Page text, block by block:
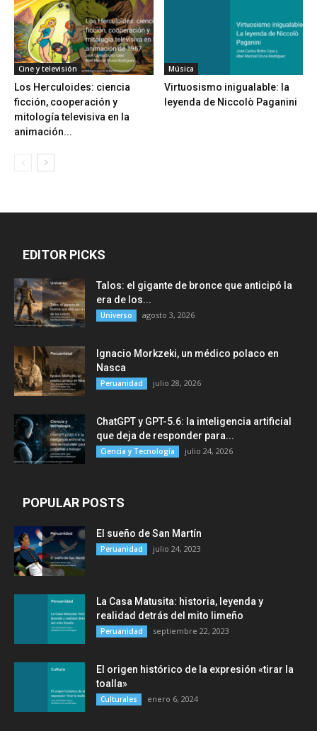
Cine y televisión
Los Herculoides: ciencia
ficción, cooperación y
mitología televisiva en la
animación...
Música
Virtuosismo inigualable: la
leyenda de Niccolò Paganini
EDITOR PICKS
Talos: el gigante de bronce que anticipó la
era de los...
Universo agosto 3, 2026
Ignacio Morkzeki, un médico polaco en
Nasca
Peruanidad julio 28, 2026
ChatGPT y GPT-5.6: la inteligencia artificial
que deja de responder para...
Ciencia y Tecnología julio 24, 2026
POPULAR POSTS
El sueño de San Martín
Peruanidad julio 24, 2023
La Casa Matusita: historia, leyenda y
realidad detrás del mito limeño
Peruanidad septiembre 22, 2023
El origen histórico de la expresión «tirar la
toalla»
Culturales enero 6, 2024